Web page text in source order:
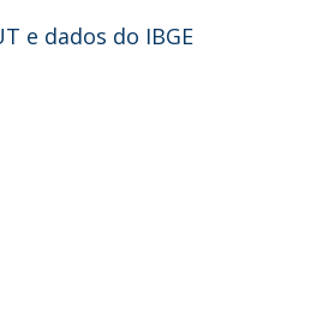
e dados do IBGE